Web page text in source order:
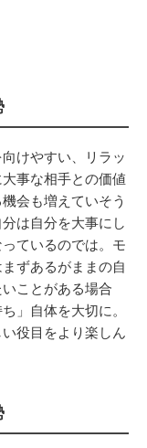
けやすい、リラッ
事な相手との価値
会も増えていそう
は自分を大事にし
ているのでは。モ
ずあるがままの自
ことがある場合
」自体を大切に。
役目をより楽しん